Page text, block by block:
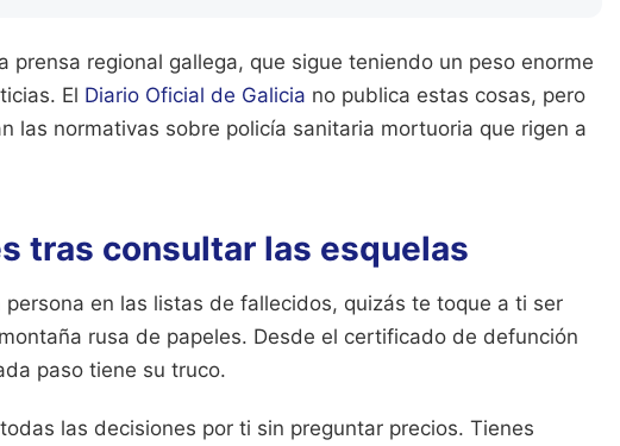
prensa regional gallega, que sigue teniendo un peso enorme
El Diario Oficial de Galicia no publica estas cosas, pero
las normativas sobre policía sanitaria mortuoria que rigen a
tras consultar las esquelas
en las listas de fallecidos, quizás te toque a ti ser
rusa de papeles. Desde el certificado de defunción
paso tiene su truco.
las decisiones por ti sin preguntar precios. Tienes